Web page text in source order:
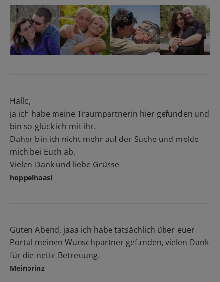
Hallo,
ja ich habe meine Traumpartnerin hier gefunden und
bin so glücklich mit ihr.
Daher bin ich nicht mehr auf der Suche und melde
mich bei Euch ab.
Vielen Dank und liebe Grüsse
hoppelhaasi
Guten Abend, jaaa ich habe tatsächlich über euer
Portal meinen Wunschpartner gefunden, vielen Dank
für die nette Betreuung.
Meinprinz